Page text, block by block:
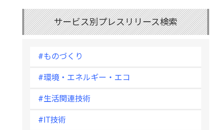
サービス別プレスリリース検索
#ものづくり
#環境・エネルギー・エコ
#生活関連技術
#IT技術